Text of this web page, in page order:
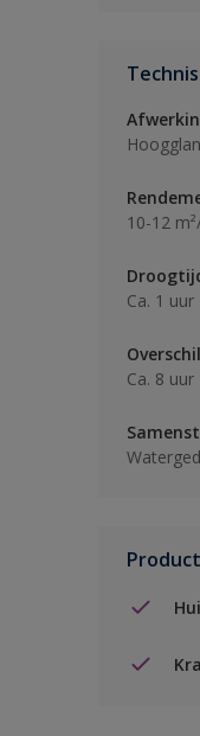
10-12
Ca. 1 uur
Ca. 8 uur